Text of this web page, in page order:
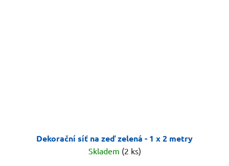
Dekorační síť na zeď zelená - 1 x 2 metry
Skladem (2 ks)